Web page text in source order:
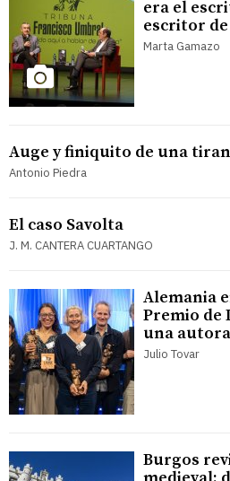
era el
escritor
Marta Gamazo
Auge y finiquito de una
Antonio Piedra
El caso Savolta
J. M. CANTERA CUARTANGO
Alemania
Premio de
una
Julio Tovar
Burgos